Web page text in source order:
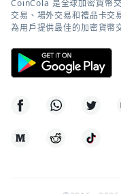
CoinCola 是全球加密貨幣
交易、場外交易和禮品卡交
為用戶提供最佳的加密貨幣